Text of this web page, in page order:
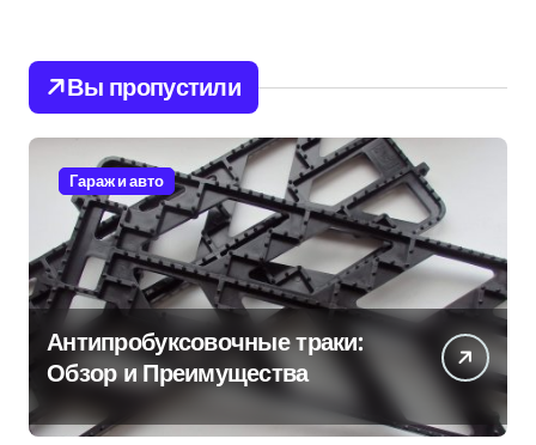
Вы пропустили
Гараж и авто
Антипробуксовочные траки:
Обзор и Преимущества